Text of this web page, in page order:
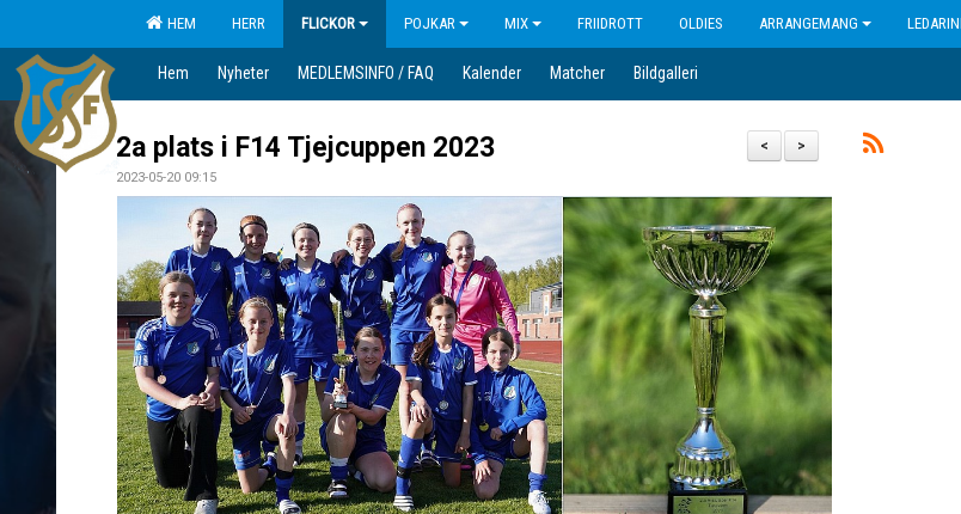
HEM HERR FLICKOR POJKAR MIX FRIIDROTT OLDIES ARRANGEMANG
Hem Nyheter MEDLEMSINFO / FAQ Kalender Matcher Bildgalleri
>
<
2a plats i F14 Tjejcuppen 2023
2023-05-20 09:15